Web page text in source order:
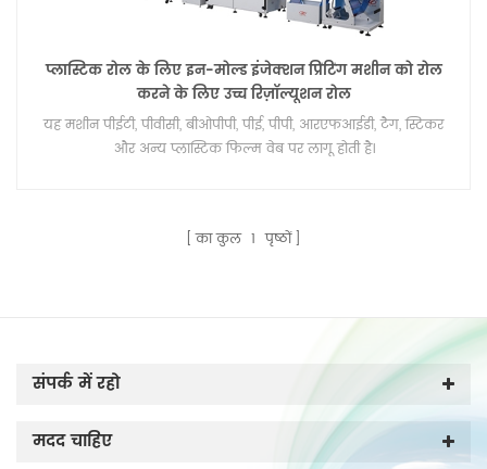
प्लास्टिक रोल के लिए इन-मोल्ड इंजेक्शन प्रिंटिंग मशीन को रोल
करने के लिए उच्च रिज़ॉल्यूशन रोल
यह मशीन पीईटी, पीवीसी, बीओपीपी, पीई, पीपी, आरएफआईडी, टैग, स्टिकर
और अन्य प्लास्टिक फिल्म वेब पर लागू होती है।
का कुल 1 पृष्ठों
संपर्क में रहो
मदद चाहिए